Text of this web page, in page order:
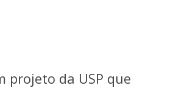
projeto da USP que